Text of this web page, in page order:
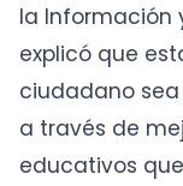
la Información
explicó que
ciudadano
a través de
educativos